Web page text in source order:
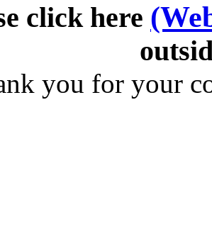
click here
you for your